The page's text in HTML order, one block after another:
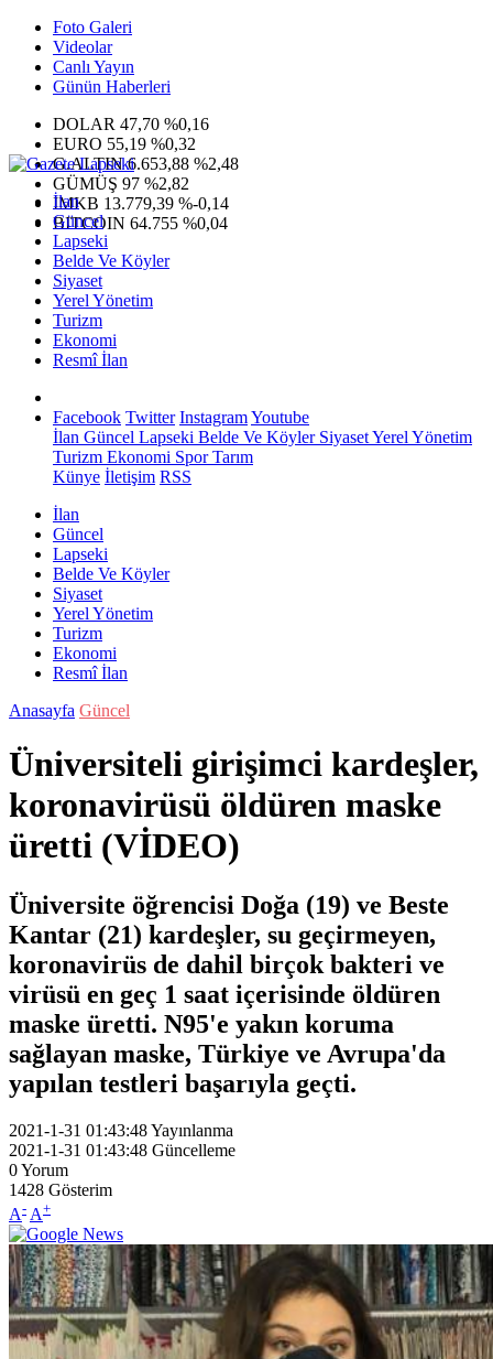
Foto Galeri
Videolar
Canlı Yayın
Günün Haberleri
DOLAR 47,70 %0,16
EURO 55,19 %0,32
G.ALTIN6.653,88 %2,48
GÜMÜŞ 97 %2,82
IMKB 13.779,39 %-0,14
BITCOIN 64.755 %0,04
İlan
Güncel
Lapseki
Belde Ve Köyler
Siyaset
Yerel Yönetim
Turizm
Ekonomi
Resmî İlan
Facebook Twitter InstagramYoutube
İlan Güncel Lapseki Belde Ve KöylerSiyasetYerel Yönetim
Turizm Ekonomi SporTarım
Künye İletişim RSS
İlan
Güncel
Lapseki
Belde Ve Köyler
Siyaset
Yerel Yönetim
Turizm
Ekonomi
Resmî İlan
Anasayfa Güncel
Üniversiteli girişimci kardeşler,
koronavirüsü öldüren maske
üretti (VİDEO)
Üniversite öğrencisi Doğa (19) ve Beste
Kantar (21) kardeşler, su geçirmeyen,
koronavirüs de dahil birçok bakteri ve
virüsü en geç 1 saat içerisinde öldüren
maske üretti. N95'e yakın koruma
sağlayan maske, Türkiye ve Avrupa'da
yapılan testleri başarıyla geçti.
2021-1-31 01:43:48Yayınlanma
2021-1-31 01:43:48 Güncelleme
0Yorum
1428 Gösterim
A- A+